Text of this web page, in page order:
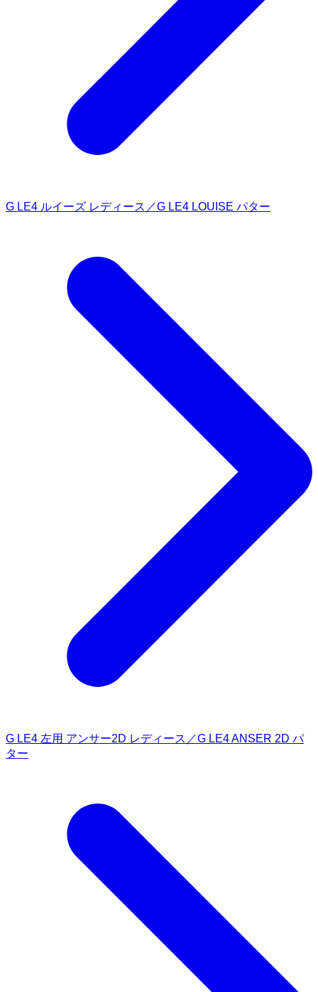
G LE4 ルイーズ レディース／G LE4 LOUISE パター
G LE4 左用 アンサー2D レディース／G LE4 ANSER 2D パ
ター